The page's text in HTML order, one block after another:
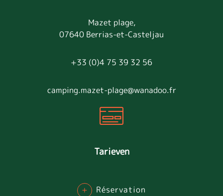
Mazet plage,
07640 Berrias-et-Casteljau
+33 (0)4 75 39 32 56
camping.mazet-plage@wanadoo.fr
Tarieven
+ Réservation